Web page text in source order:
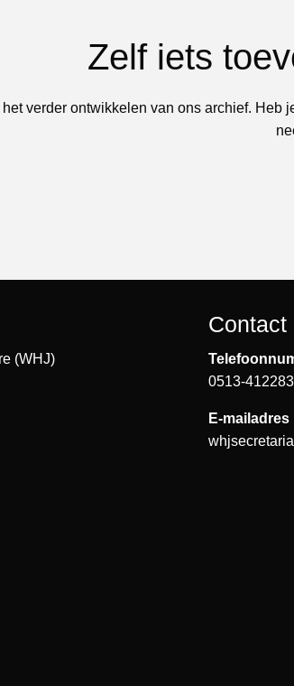
Zelf iets
verder ontwikkelen van ons archief. Heb
(WHJ)
Contact
0513-412283
E-mailadres